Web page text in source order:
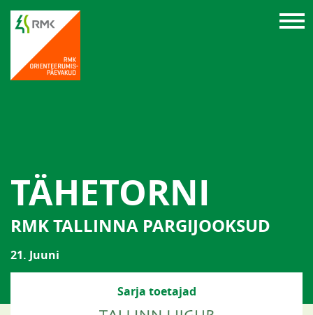
TÄHETORNI
RMK TALLINNA PARGIJOOKSUD
21. Juuni
Sarja toetajad